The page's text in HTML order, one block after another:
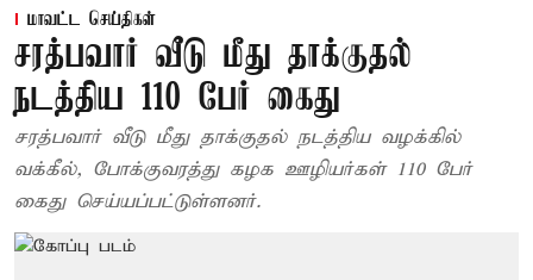
மாவட்ட செய்திகள்
சரத்பவார் வீடு மீது தாக்குதல்
நடத்திய 110 பேர் கைது
சரத்பவார் வீடு மீது தாக்குதல் நடத்திய வழக்கில்
வக்கீல், போக்குவரத்து கழக ஊழியர்கள் 110 பேர்
கைது செய்யப்பட்டுள்ளனர்.